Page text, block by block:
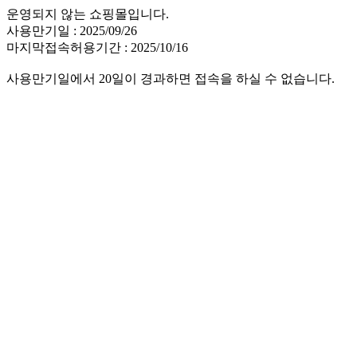
운영되지 않는 쇼핑몰입니다.
사용만기일 : 2025/09/26
마지막접속허용기간 : 2025/10/16
사용만기일에서 20일이 경과하면 접속을 하실 수 없습니다.